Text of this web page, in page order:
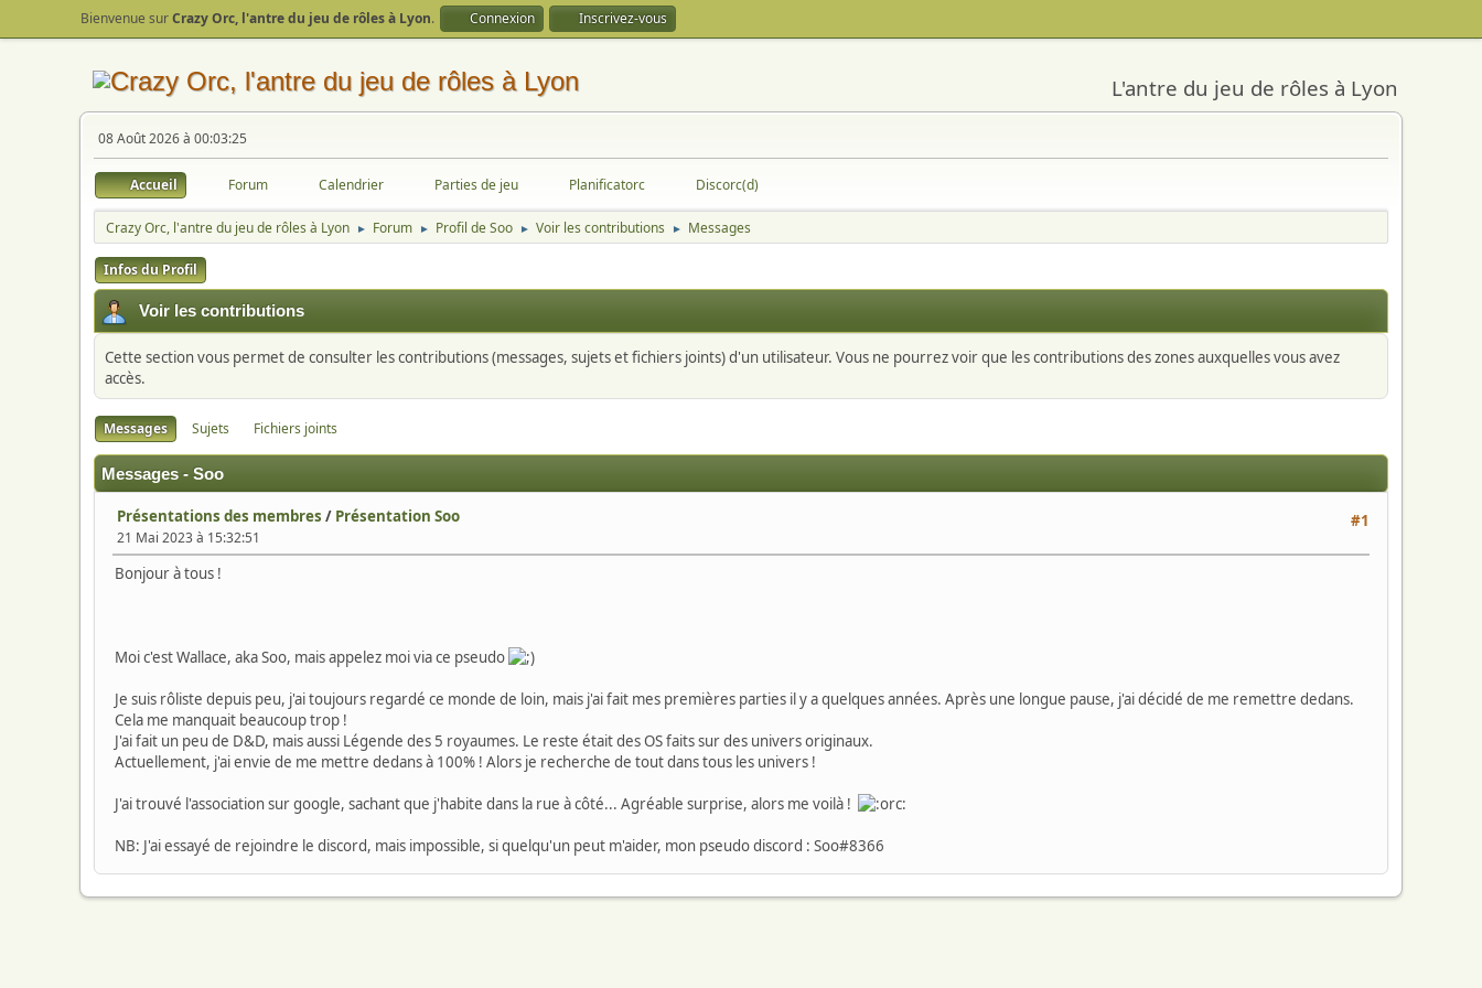
Bienvenue surCrazy Orc, l'antre du jeu de rôles à Lyon. Connexion Inscrivez-vous
L'antre du jeu de rôles à Lyon
08 Août 2026 à 00:03:25
Accueil Forum Calendrier Parties de jeu Planificatorc Discorc(d)
Crazy Orc, l'antre du jeu de rôles à Lyon ► Forum ► Profil de Soo ► Voir les contributions ► Messages
Infos du Profil
Voir les contributions
Cette section vous permet de consulter les contributions (messages, sujets et fichiers joints) d'un utilisateur. Vous ne pourrez voir que les contributions des zones auxquelles vous avez
accès.
Messages Sujets Fichiers joints
Messages - Soo
#1
Présentations des membres / Présentation Soo
21 Mai 2023 à 15:32:51
Bonjour à tous !
Moi c'est Wallace, aka Soo, mais appelez moi via ce pseudo
Je suis rôliste depuis peu, j'ai toujours regardé ce monde de loin, mais j'ai fait mes premières parties il y a quelques années. Après une longue pause, j'ai décidé de me remettre dedans.
Cela me manquait beaucoup trop !
J'ai fait un peu de D&D, mais aussi Légende des 5 royaumes. Le reste était des OS faits sur des univers originaux.
Actuellement, j'ai envie de me mettre dedans à 100% ! Alors je recherche de tout dans tous les univers !
J'ai trouvé l'association sur google, sachant que j'habite dans la rue à côté... Agréable surprise, alors me voilà !
NB: J'ai essayé de rejoindre le discord, mais impossible, si quelqu'un peut m'aider, mon pseudo discord : Soo#8366